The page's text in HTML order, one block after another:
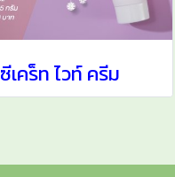
ซีเคร็ท ไวท์ ครีม